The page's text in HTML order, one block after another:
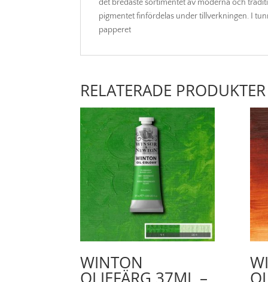
det bredaste sortimentet av moderna och
pigmentet finfördelas under tillverkningen. I
papperet
RELATERADE PRODUKTER
WINTON